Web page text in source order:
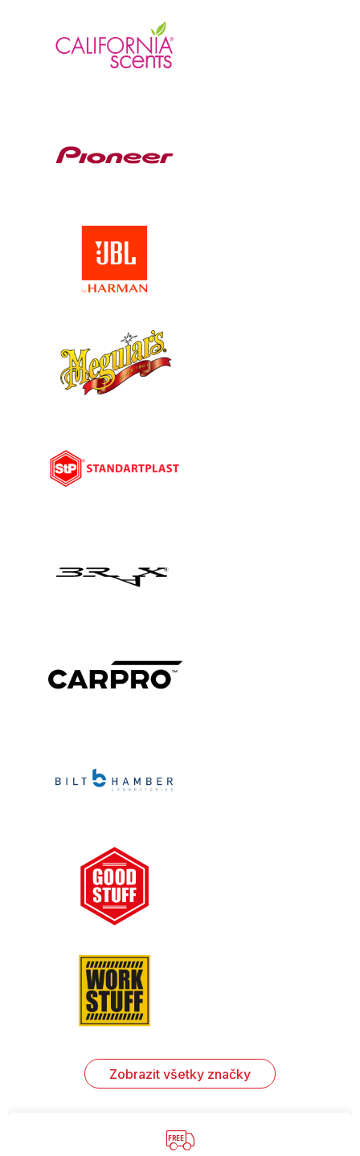
Zobrazit všetky značky